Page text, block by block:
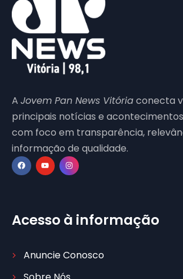
A Jovem Pan News Vitóriaconecta
principais notícias e
com foco em transparência,
informação de qualidade.
Acesso à informação
Anuncie Conosco